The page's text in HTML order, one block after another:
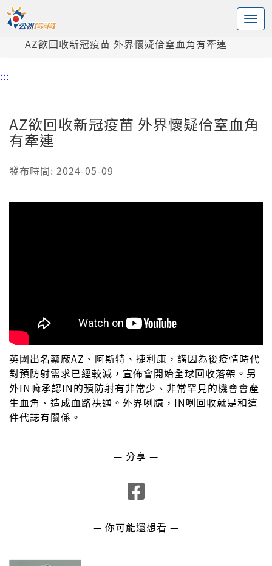
中央內容區塊
頭頁
AZ欲回收新冠疫苗 外界懷疑佮窒血角有牽連
:::
AZ欲回收新冠疫苗 外界懷疑佮窒血角
有牽連
發布時間: 2024-05-09
英國出名藥廠AZ、阿斯特、捷利康，講因為後疫情時代
對預防射需求已經較減，宣佈會開始全球回收落架。另
外IN嘛承認IN的預防射有非常少、非常罕見的機會會產
生血角、造成血路袂通。外界咧臆，IN咧回收就是和這
件代誌有關係。
— 分享 —
— 你可能還想看 —